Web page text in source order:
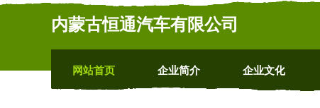
内蒙古恒通汽车有限公司
网站首页 企业简介 企业文化